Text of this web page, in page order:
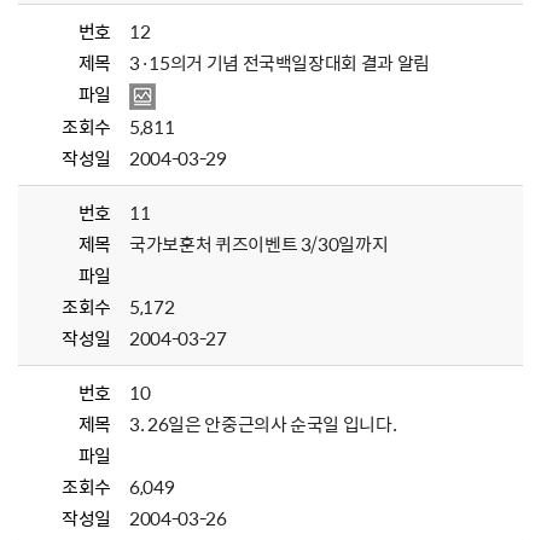
번호
12
제목
3·15의거 기념 전국백일장대회 결과 알림
파일
조회수
5,811
작성일
2004-03-29
번호
11
제목
국가보훈처 퀴즈이벤트 3/30일까지
파일
조회수
5,172
작성일
2004-03-27
번호
10
제목
3. 26일은 안중근의사 순국일 입니다.
파일
조회수
6,049
작성일
2004-03-26